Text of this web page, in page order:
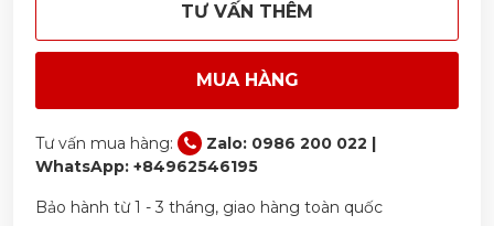
TƯ VẤN THÊM
MUA HÀNG
Tư vấn mua hàng:
Zalo: 0986 200 022 |
WhatsApp: +84962546195
Bảo hành từ 1 - 3 tháng, giao hàng toàn quốc